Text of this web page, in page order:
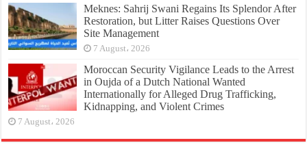
Meknes: Sahrij Swani Regains Its Splendor After
Restoration, but Litter Raises Questions Over
Site Management
7 August، 2026
Moroccan Security Vigilance Leads to the Arrest
in Oujda of a Dutch National Wanted
Internationally for Alleged Drug Trafficking,
Kidnapping, and Violent Crimes
7 August، 2026